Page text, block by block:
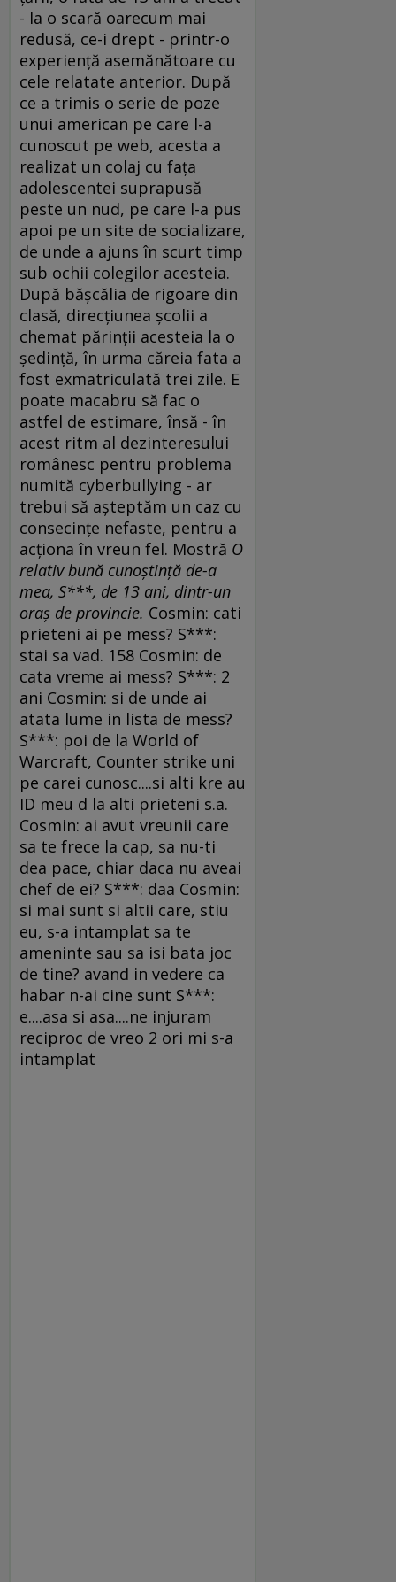
- la o scară oarecum mai
redusă, ce-i drept - printr-o
experienţă asemănătoare cu
cele relatate anterior. După
ce a trimis o serie de poze
unui american pe care l-a
cunoscut pe web, acesta a
realizat un colaj cu faţa
adolescentei suprapusă
peste un nud, pe care l-a pus
apoi pe un site de socializare,
de unde a ajuns în scurt timp
sub ochii colegilor acesteia.
După băşcălia de rigoare din
clasă, direcţiunea şcolii a
chemat părinţii acesteia la o
şedinţă, în urma căreia fata a
fost exmatriculată trei zile. E
poate macabru să fac o
astfel de estimare, însă - în
acest ritm al dezinteresului
românesc pentru problema
numită cyberbullying - ar
trebui să aşteptăm un caz cu
consecinţe nefaste, pentru a
acţiona în vreun fel. Mostră O
relativ bună cunoştinţă de-a
mea, S***, de 13 ani, dintr-un
oraş de provincie. Cosmin: cati
prieteni ai pe mess? S***:
stai sa vad. 158 Cosmin: de
cata vreme ai mess? S***: 2
ani Cosmin: si de unde ai
atata lume in lista de mess?
S***: poi de la World of
Warcraft, Counter strike uni
pe carei cunosc....si alti kre au
ID meu d la alti prieteni s.a.
Cosmin: ai avut vreunii care
sa te frece la cap, sa nu-ti
dea pace, chiar daca nu aveai
chef de ei? S***: daa Cosmin:
si mai sunt si altii care, stiu
eu, s-a intamplat sa te
ameninte sau sa isi bata joc
de tine? avand in vedere ca
habar n-ai cine sunt S***:
e....asa si asa....ne injuram
reciproc de vreo 2 ori mi s-a
intamplat